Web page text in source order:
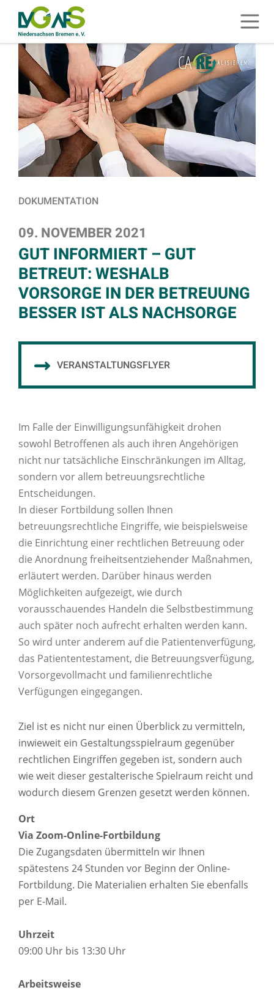
ZUM HAUPTINHALT SPRINGEN
ZUR SUCHE SPRINGEN
DOKUMENTATION
09. NOVEMBER 2021
GUT INFORMIERT – GUT
BETREUT: WESHALB
VORSORGE IN DER BETREUUNG
BESSER IST ALS NACHSORGE
VERANSTALTUNGSFLYER
Im Falle der Einwilligungsunfähigkeit drohen
sowohl Betroffenen als auch ihren Angehörigen
nicht nur tatsächliche Einschränkungen im Alltag,
sondern vor allem betreuungsrechtliche
Entscheidungen.
In dieser Fortbildung sollen Ihnen
betreuungsrechtliche Eingriffe, wie beispielsweise
die Einrichtung einer rechtlichen Betreuung oder
die Anordnung freiheitsentziehender Maßnahmen,
erläutert werden. Darüber hinaus werden
Möglichkeiten aufgezeigt, wie durch
vorausschauendes Handeln die Selbstbestimmung
auch später noch aufrecht erhalten werden kann.
So wird unter anderem auf die Patientenverfügung,
das Patiententestament, die Betreuungsverfügung,
Vorsorgevollmacht und familienrechtliche
Verfügungen eingegangen.
Ziel ist es nicht nur einen Überblick zu vermitteln,
inwieweit ein Gestaltungsspielraum gegenüber
rechtlichen Eingriffen gegeben ist, sondern auch
wie weit dieser gestalterische Spielraum reicht und
wodurch diesem Grenzen gesetzt werden können.
Ort
Via Zoom-Online-Fortbildung
Die Zugangsdaten übermitteln wir Ihnen
spätestens 24 Stunden vor Beginn der Online-
Fortbildung. Die Materialien erhalten Sie ebenfalls
per E-Mail.
Uhrzeit
09:00 Uhr bis 13:30 Uhr
Arbeitsweise